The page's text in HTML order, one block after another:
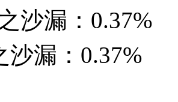
沙漏：0.37%
沙漏：0.37%